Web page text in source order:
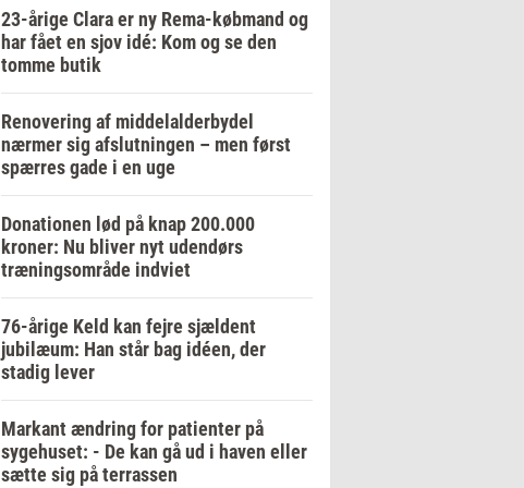
23-årige Clara er ny Rema-købmand og
har fået en sjov idé: Kom og se den
tomme butik
Renovering af middelalderbydel
nærmer sig afslutningen – men først
spærres gade i en uge
Donationen lød på knap 200.000
kroner: Nu bliver nyt udendørs
træningsområde indviet
76-årige Keld kan fejre sjældent
jubilæum: Han står bag idéen, der
stadig lever
Markant ændring for patienter på
sygehuset: - De kan gå ud i haven eller
sætte sig på terrassen